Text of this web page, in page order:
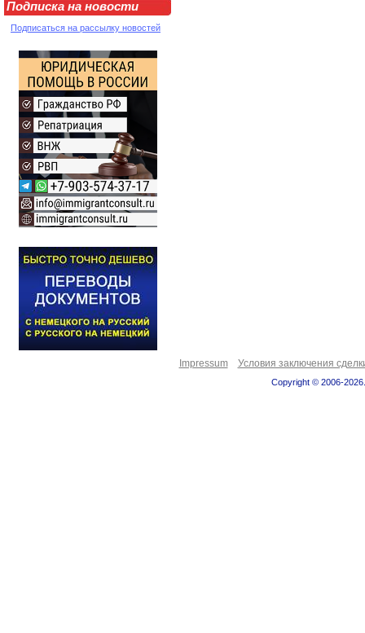
Подписка на новости
Подписаться на рассылку новостей
Impressum Условия заключения
Copyright © 2006-